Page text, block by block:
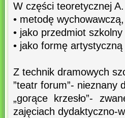
W części teoretycznej
• metodę wychowawczą,
• jako przedmiot szkolny
• jako formę artystyczną
Z technik dramowych
”teatr forum”- nieznany
„gorące krzesło”-
zajęciach dydaktyczno-